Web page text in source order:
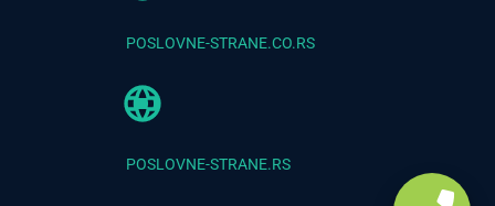
POSLOVNE-STRANE.CO.RS
POSLOVNE-STRANE.RS